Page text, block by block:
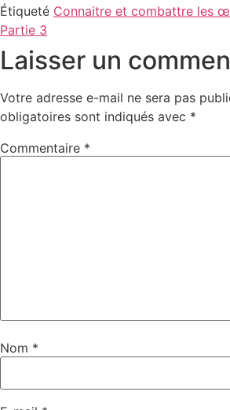
Étiqueté Connaitre et combattre les
Partie 3
Laisser un
Votre adresse e-mail ne sera pas
obligatoires sont indiqués avec *
Commentaire *
Nom *